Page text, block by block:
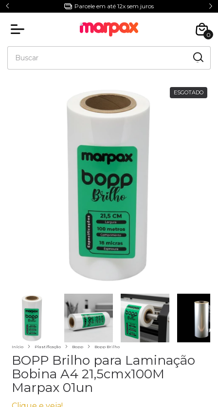
5% Off com o Cupom NIVERMPX
0
ESGOTADO
Início Plastificação Bopp Bopp Brilho
BOPP Brilho para Laminação
Bobina A4 21,5cmx100M
Marpax 01un